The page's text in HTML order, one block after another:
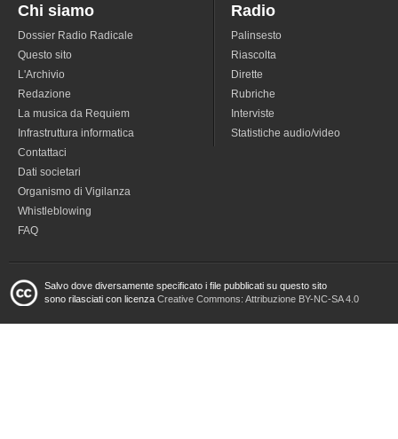
Chi siamo
Dossier Radio Radicale
Questo sito
L'Archivio
Redazione
La musica da Requiem
Infrastruttura informatica
Contattaci
Dati societari
Organismo di Vigilanza
Whistleblowing
FAQ
Radio
Palinsesto
Riascolta
Dirette
Rubriche
Interviste
Statistiche audio/video
Salvo dove diversamente specificato i file pubblicati su questo sito
sono rilasciati con licenza Creative Commons: Attribuzione BY-NC-SA 4.0